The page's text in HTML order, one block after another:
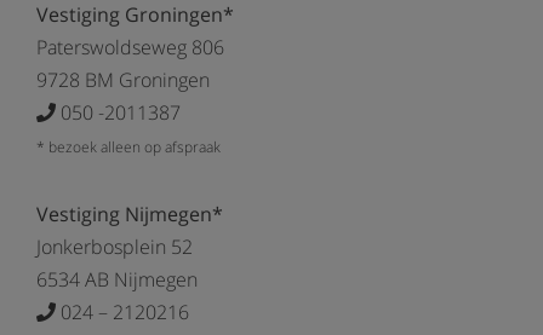
Vestiging Groningen*
Paterswoldseweg 806
9728 BM Groningen
050 -2011387
* bezoek alleen op afspraak
Vestiging Nijmegen*
Jonkerbosplein 52
6534 AB Nijmegen
024 – 2120216